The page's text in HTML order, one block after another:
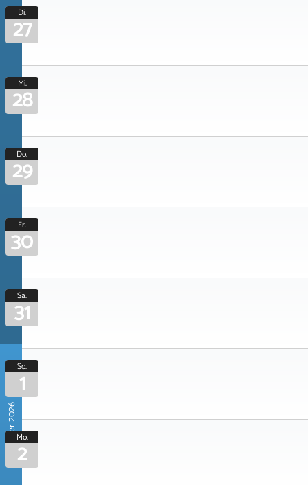
Di.
27
Mi.
28
Do.
29
Fr.
30
Sa.
31
November 2026
So.
1
Mo.
2